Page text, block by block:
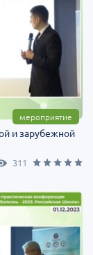
мероприятие
и зарубежной
311